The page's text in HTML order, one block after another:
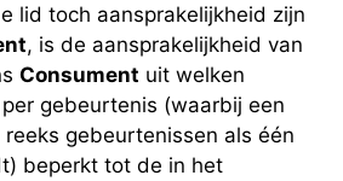
lid toch aansprakelijkheid zijn
, is de aansprakelijkheid van
Consument uit welken
gebeurtenis (waarbij een
gebeurtenissen als één
beperkt tot de in het